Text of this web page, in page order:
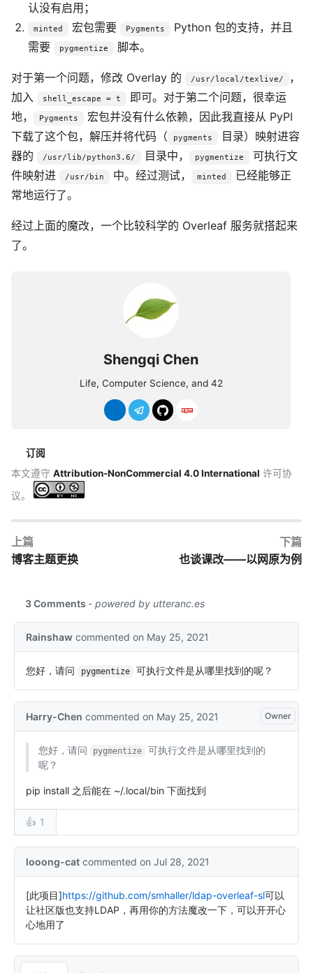
认没有启用；
minted 宏包需要 Pygments
Python 包的支持，并且
需要
pygmentize 脚本。
对于第一个问题，修改 Overlay 的 /usr/local/texlive/
，
加入
shell_escape = t
即可。对于第二个问题，很幸运
地，
Pygments
宏包并没有什么依赖，因此我直接从 PyPI
下载了这个包，解压并将代码（
pygments
目录）映射进容
器的
/usr/lib/python3.6/ 目录中， pygmentize
可执行文
件映射进
/usr/bin 中。经过测试， minted
已经能够正
常地运行了。
经过上面的魔改，一个比较科学的 Overleaf 服务就搭起来
了。
Shengqi Chen
Life, Computer Science, and 42
订阅
本文遵守 Attribution-NonCommercial 4.0 International 许可协
议。
上篇
博客主题更换
下篇
也谈课改——以网原为例